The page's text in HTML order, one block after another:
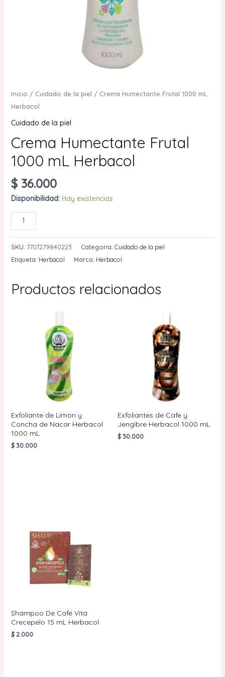
Inicio / Cuidado de la piel / Crema Humectante Frutal 1000 mL
Herbacol
Cuidado de la piel
Crema Humectante Frutal
1000 mL Herbacol
$36.000
Disponibilidad: Hay existencias
Crema
Humectante
Frutal
1000
cantidad
SKU: 7707279840223 Categoría: Cuidado de la piel
Etiqueta: Herbacol Marca: Herbacol
Productos relacionados
Exfoliante de Limon y
Concha de Nacar Herbacol
1000 mL
$30.000
Exfoliantes de Cafe y
Jengibre Herbacol 1000 mL
$30.000
Shampoo De Café Vita
Crecepelo 15 mL Herbacol
$2.000